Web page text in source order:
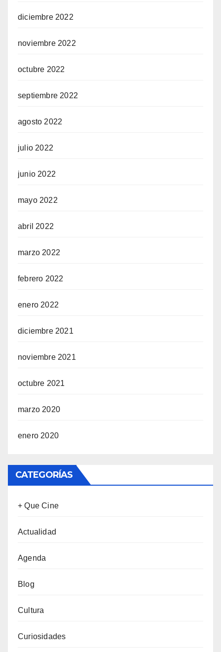
diciembre 2022
noviembre 2022
octubre 2022
septiembre 2022
agosto 2022
julio 2022
junio 2022
mayo 2022
abril 2022
marzo 2022
febrero 2022
enero 2022
diciembre 2021
noviembre 2021
octubre 2021
marzo 2020
enero 2020
CATEGORÍAS
+ Que Cine
Actualidad
Agenda
Blog
Cultura
Curiosidades